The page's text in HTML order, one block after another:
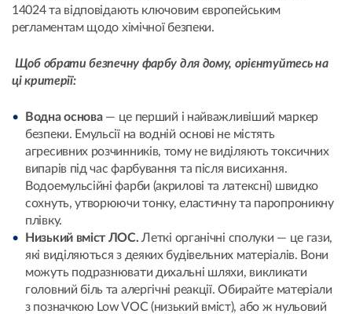
14024 та відповідають ключовим європейським
регламентам щодо хімічної безпеки.
Щоб обрати безпечну фарбу для дому, орієнтуйтесь на
ці критерії:
Водна основа — це перший і найважливіший маркер
безпеки. Емульсії на водній основі не містять
агресивних розчинників, тому не виділяють токсичних
випарів під час фарбування та після висихання.
Водоемульсійні фарби (акрилові та латексні) швидко
сохнуть, утворюючи тонку, еластичну та паропроникну
плівку.
Низький вміст ЛОС. Леткі органічні сполуки — це гази,
які виділяються з деяких будівельних матеріалів. Вони
можуть подразнювати дихальні шляхи, викликати
головний біль та алергічні реакції. Обирайте матеріали
з позначкою Low VOC (низький вміст), або ж нульовий